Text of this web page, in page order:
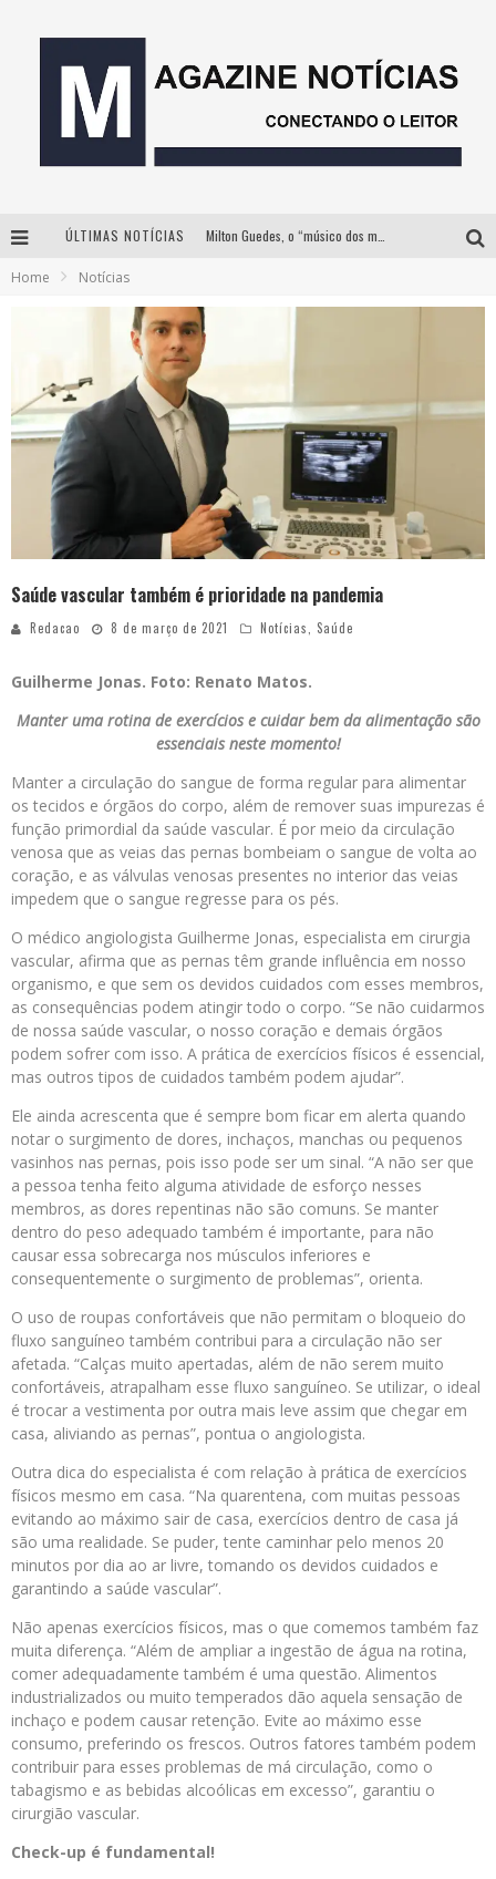
ÚLTIMAS NOTÍCIAS
Home Notícias
Saúde vascular também é prioridade na pandemia
Redacao 8 de março de 2021 Notícias, Saúde
Guilherme Jonas. Foto: Renato Matos.
Manter uma rotina de exercícios e cuidar bem da alimentação são
essenciais neste momento!
Manter a circulação do sangue de forma regular para alimentar
os tecidos e órgãos do corpo, além de remover suas impurezas é
função primordial da saúde vascular. É por meio da circulação
venosa que as veias das pernas bombeiam o sangue de volta ao
coração, e as válvulas venosas presentes no interior das veias
impedem que o sangue regresse para os pés.
O médico angiologista Guilherme Jonas, especialista em cirurgia
vascular, afirma que as pernas têm grande influência em nosso
organismo, e que sem os devidos cuidados com esses membros,
as consequências podem atingir todo o corpo. “Se não cuidarmos
de nossa saúde vascular, o nosso coração e demais órgãos
podem sofrer com isso. A prática de exercícios físicos é essencial,
mas outros tipos de cuidados também podem ajudar”.
Ele ainda acrescenta que é sempre bom ficar em alerta quando
notar o surgimento de dores, inchaços, manchas ou pequenos
vasinhos nas pernas, pois isso pode ser um sinal. “A não ser que
a pessoa tenha feito alguma atividade de esforço nesses
membros, as dores repentinas não são comuns. Se manter
dentro do peso adequado também é importante, para não
causar essa sobrecarga nos músculos inferiores e
consequentemente o surgimento de problemas”, orienta.
O uso de roupas confortáveis que não permitam o bloqueio do
fluxo sanguíneo também contribui para a circulação não ser
afetada. “Calças muito apertadas, além de não serem muito
confortáveis, atrapalham esse fluxo sanguíneo. Se utilizar, o ideal
é trocar a vestimenta por outra mais leve assim que chegar em
casa, aliviando as pernas”, pontua o angiologista.
Outra dica do especialista é com relação à prática de exercícios
físicos mesmo em casa. “Na quarentena, com muitas pessoas
evitando ao máximo sair de casa, exercícios dentro de casa já
são uma realidade. Se puder, tente caminhar pelo menos 20
minutos por dia ao ar livre, tomando os devidos cuidados e
garantindo a saúde vascular”.
Não apenas exercícios físicos, mas o que comemos também faz
muita diferença. “Além de ampliar a ingestão de água na rotina,
comer adequadamente também é uma questão. Alimentos
industrializados ou muito temperados dão aquela sensação de
inchaço e podem causar retenção. Evite ao máximo esse
consumo, preferindo os frescos. Outros fatores também podem
contribuir para esses problemas de má circulação, como o
tabagismo e as bebidas alcoólicas em excesso”, garantiu o
cirurgião vascular.
Check-up é fundamental!